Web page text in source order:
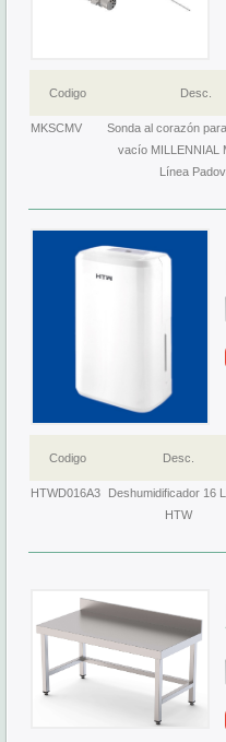
Codigo Desc.
MKSCMV
Sonda al corazón
vacío MILLENNIAL
Línea
Codigo Desc.
HTWD016A3
Deshumidificador 16
HTW